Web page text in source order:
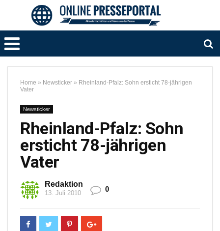
Home » Newsticker » Rheinland-Pfalz: Sohn ersticht 78-jährigen
Vater
Newsticker
Rheinland-Pfalz: Sohn
ersticht 78-jährigen
Vater
Redaktion
13. Juli 2010 0